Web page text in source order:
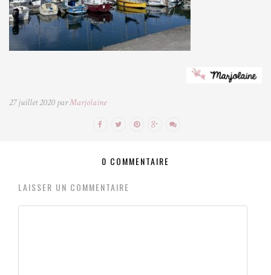
27 juillet 2020 parMarjolaine
0 COMMENTAIRE
LAISSER UN COMMENTAIRE